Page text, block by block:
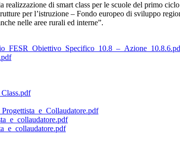
di smart class per le scuole del primo
per l’istruzione – Fondo europeo di sviluppo
nelle aree rurali ed interne”.